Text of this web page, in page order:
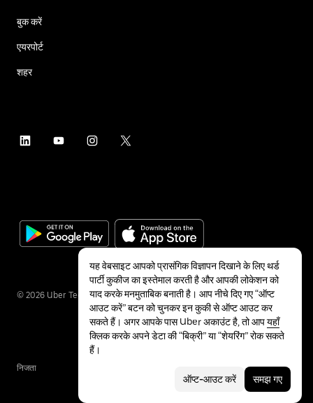
बुक करें
एयरपोर्ट
शहर
© 2026 Uber Technologies Inc.
निजता
यह वेबसाइट आपको प्रासंगिक विज्ञापन दिखाने के लिए थर्ड
पार्टी कुकीज का इस्तेमाल करती है और आपकी लोकेशन को
याद करके मनमुताबिक बनाती है। आप नीचे दिए गए “ऑप्ट
आउट करें” बटन को चुनकर इन कुकी से ऑप्ट आउट कर
सकते हैं। अगर आपके पास Uber अकाउंट है, तो आपयहाँ
क्लिक करके अपने डेटा की “बिक्री” या “शेयरिंग” रोक सकते
हैं।
ऑप्ट-आउट करें समझ गए